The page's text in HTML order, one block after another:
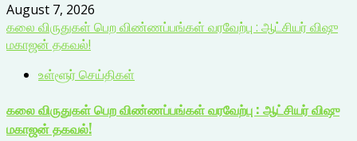
August 7, 2026
கலை விருதுகள் பெற விண்ணப்பங்கள் வரவேற்பு : ஆட்சியர் விஷு
மகாஜன் தகவல்!
உள்ளூர் செய்திகள்
கலை விருதுகள் பெற விண்ணப்பங்கள் வரவேற்பு : ஆட்சியர் விஷு
மகாஜன் தகவல்!